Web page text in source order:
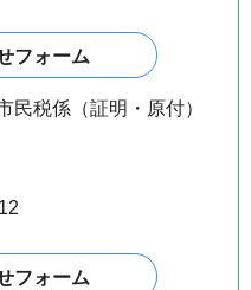
民税係（証明・原付）